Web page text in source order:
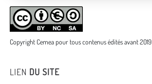
Copyright Cemea pour tous contenus édités avant 2019
LIEN DU SITE